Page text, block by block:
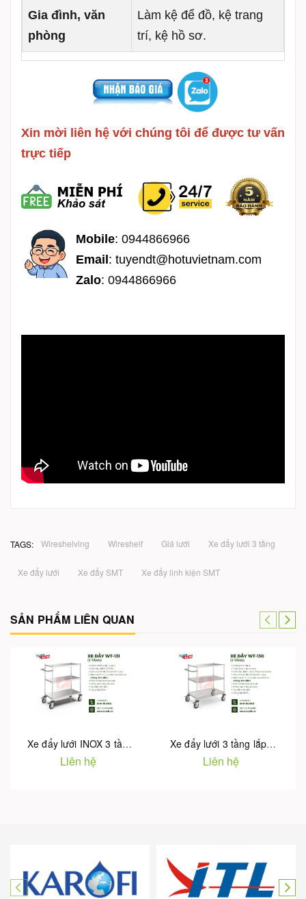
Gia đình, văn
phòng
Làm kệ để đồ, kệ trang
trí, kệ hồ sơ.
Xin mời liên hệ với chúng tôi để được tư vấn
trực tiếp
Mobile: 0944866966
Email : tuyendt@hotuvietnam.com
Zalo: 0944866966
TAGS: Wireshelving Wireshelf Giá lưới Xe đẩy lưới 3 tầng
Xe đẩy lưới Xe đẩy SMT Xe đẩy linh kiện SMT
SẢN PHẨM LIÊN QUAN
Xe đẩy lưới INOX 3 tầng lắp ghép WT-131
Liên hệ
Xe đẩy lưới 3 tầng lắp ghép WT-130
Liên hệ